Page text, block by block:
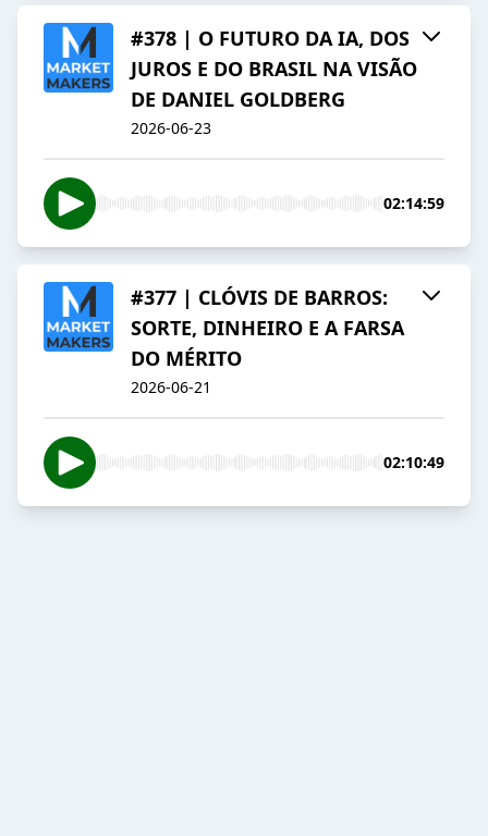
#378 | O FUTURO DA IA, DOS
JUROS E DO BRASIL NA VISÃO
DE DANIEL GOLDBERG
2026-06-23
02:14:59
#377 | CLÓVIS DE BARROS:
SORTE, DINHEIRO E A FARSA
DO MÉRITO
2026-06-21
02:10:49